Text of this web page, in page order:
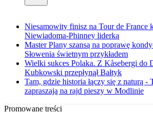
Niesamowity finisz na Tour de France
Niewiadoma-Phinney liderką
Master Plany szansą na poprawę
Słowenia świetnym przykładem
Wielki sukces Polaka. Z Kåsebergi do
Kubkowski przepłynął Bałtyk
Tam, gdzie historia łączy się z naturą -
zapraszają na rajd pieszy w Modlinie
Promowane treści